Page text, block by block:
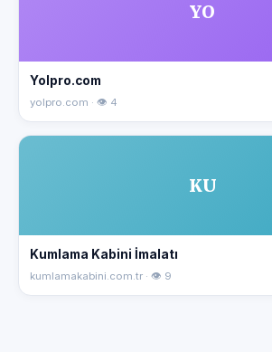
YO
Yolpro.com
yolpro.com · 👁 4
KU
Kumlama Kabini İmalatı
kumlamakabini.com.tr · 👁 9